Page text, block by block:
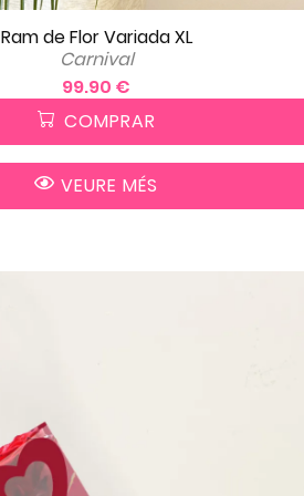
Ram de Flor Variada XL
Carnival
99.90 €
COMPRAR
VEURE MÉS